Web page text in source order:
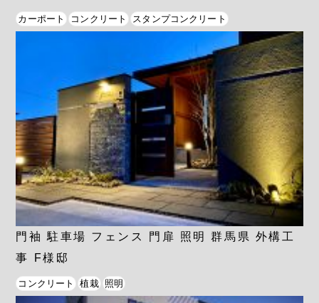
カーポート コンクリート スタンプコンクリート
門袖 駐車場 フェンス 門扉 照明 群馬県 外構工
事 F様邸
コンクリート 植栽 照明